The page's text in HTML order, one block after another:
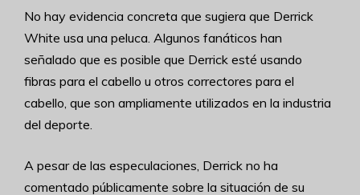
No hay evidencia concreta que sugiera que Derrick
White usa una peluca. Algunos fanáticos han
señalado que es posible que Derrick esté usando
fibras para el cabello u otros correctores para el
cabello, que son ampliamente utilizados en la industria
del deporte.
A pesar de las especulaciones, Derrick no ha
comentado públicamente sobre la situación de su